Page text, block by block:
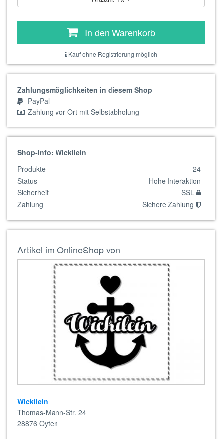
In den Warenkorb
Kauf ohne Registrierung möglich
Zahlungsmöglichkeiten in diesem Shop
PayPal
Zahlung vor Ort mit Selbstabholung
Shop-Info: Wickilein
Produkte
24
Status
Hohe Interaktion
Sicherheit
SSL
Zahlung
Sichere Zahlung
Artikel im OnlineShop von
Wickilein
Thomas-Mann-Str. 24
28876 Oyten